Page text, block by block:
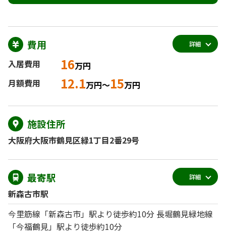
費用
入居費用 16万円
月額費用
12.1万円～15万円
詳細
施設住所
大阪府大阪市鶴見区緑1丁目2番29号
最寄駅
新森古市駅
今里筋線「新森古市」駅より徒歩約10分 長堀鶴見緑地線
「今福鶴見」駅より徒歩約10分
詳細